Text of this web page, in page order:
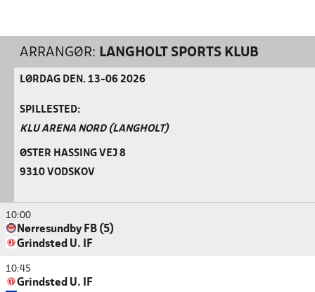
ARRANGØR: LANGHOLT SPORTS KLUB
LØRDAG DEN. 13-06 2026
SPILLESTED:
KLU ARENA NORD (LANGHOLT)
ØSTER HASSING VEJ 8
9310 VODSKOV
10:00
Nørresundby FB (5)
Grindsted U. IF
10:45
Grindsted U. IF